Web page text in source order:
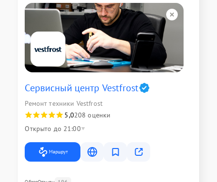
Сервисный центр Vestfrost
Ремонт техники Vestfrost
5,0208 оценки
Открыто до 21:00
Маршрут